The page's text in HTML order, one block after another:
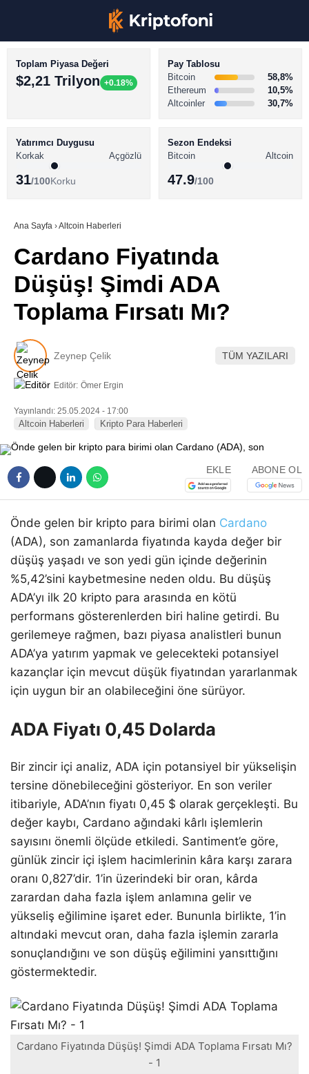
Youtube
TikTok
BİTCOİN HABERLERİ
ALTCOİN HABERLERİ
SÖZLÜK
Toplam Piyasa Değeri
$2,21 Trilyon +0.18%
Pay Tablosu
Bitcoin
58,8%
Ethereum
10,5%
Altcoinler
30,7%
Yatırımcı Duygusu
Korkak
Açgözlü
31/100Korku
Sezon Endeksi
Bitcoin
Altcoin
47.9/100
Ana Sayfa ›Altcoin Haberleri
Cardano Fiyatında
Düşüş! Şimdi ADA
Toplama Fırsatı Mı?
Zeynep Çelik TÜM YAZILARI
Editör: Ömer Ergin
Yayınlandı: 25.05.2024 - 17:00
Altcoin Haberleri Kripto Para Haberleri
EKLE ABONE OL
Önde gelen bir kripto para birimi olan Cardano
(ADA), son zamanlarda fiyatında kayda değer bir
düşüş yaşadı ve son yedi gün içinde değerinin
%5,42’sini kaybetmesine neden oldu. Bu düşüş
ADA’yı ilk 20 kripto para arasında en kötü
performans gösterenlerden biri haline getirdi. Bu
gerilemeye rağmen, bazı piyasa analistleri bunun
ADA’ya yatırım yapmak ve gelecekteki potansiyel
kazançlar için mevcut düşük fiyatından yararlanmak
için uygun bir an olabileceğini öne sürüyor.
ADA Fiyatı 0,45 Dolarda
Bir zincir içi analiz, ADA için potansiyel bir yükselişin
tersine dönebileceğini gösteriyor. En son veriler
itibariyle, ADA’nın fiyatı 0,45 $ olarak gerçekleşti. Bu
değer kaybı, Cardano ağındaki kârlı işlemlerin
sayısını önemli ölçüde etkiledi. Santiment’e göre,
günlük zincir içi işlem hacimlerinin kâra karşı zarara
oranı 0,827’dir. 1’in üzerindeki bir oran, kârda
zarardan daha fazla işlem anlamına gelir ve
yükseliş eğilimine işaret eder. Bununla birlikte, 1’in
altındaki mevcut oran, daha fazla işlemin zararla
sonuçlandığını ve son düşüş eğilimini yansıttığını
göstermektedir.
Cardano Fiyatında Düşüş! Şimdi ADA Toplama Fırsatı Mı?
- 1